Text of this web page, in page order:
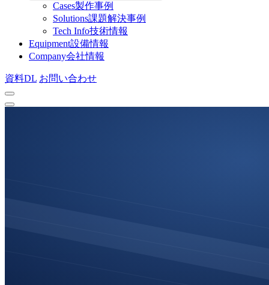
Cases製作事例
Solutions課題解決事例
Tech Info技術情報
Equipment設備情報
Company会社情報
資料DL お問い合わせ